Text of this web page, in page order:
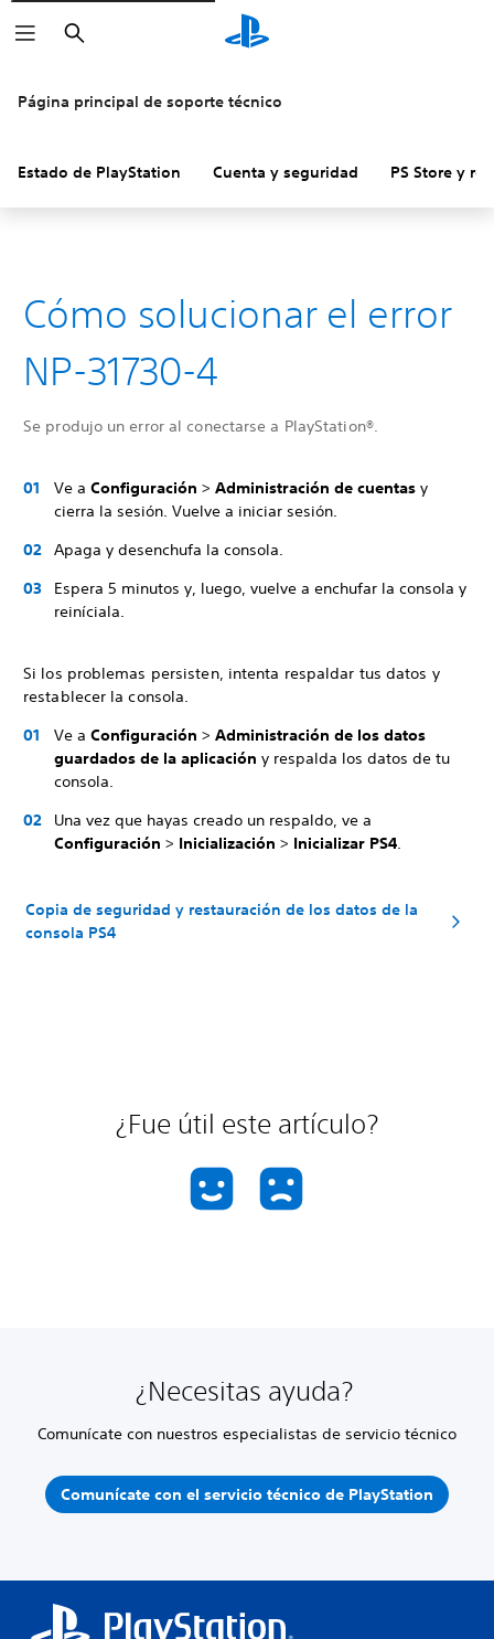
Buscar
Página principal de soporte técnico
Estado de PlayStation Cuenta y seguridad PS Store y
Cómo solucionar el error
NP-31730-4
Se produjo un error al conectarse a PlayStation®.
Ve a Configuración > Administración de cuentas y
cierra la sesión. Vuelve a iniciar sesión.
Apaga y desenchufa la consola.
Espera 5 minutos y, luego, vuelve a enchufar la consola y
reiníciala.
Si los problemas persisten, intenta respaldar tus datos y
restablecer la consola.
Ve a Configuración > Administración de los datos
guardados de la aplicación y respalda los datos de tu
consola.
Una vez que hayas creado un respaldo, ve a
Configuración > Inicialización > Inicializar PS4.
Copia de seguridad y restauración de los datos de la
consola PS4
¿Fue útil este artículo?
¿Necesitas ayuda?
Comunícate con nuestros especialistas de servicio técnico
Comunícate con el servicio técnico de PlayStation